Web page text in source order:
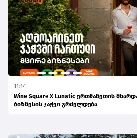
11:14
Wine Square X Lunatic ერთმანეთის
ბიზნესის ჯაჭვი გრძელდება